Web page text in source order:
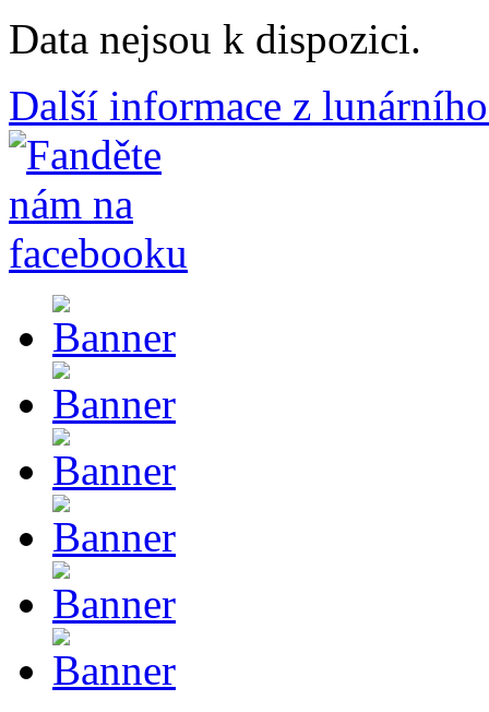
Data nejsou k dispozici.
Další informace z